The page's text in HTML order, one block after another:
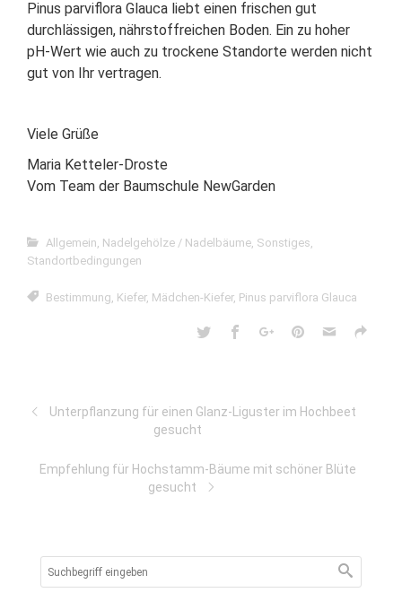
Pinus parviflora Glauca liebt einen frischen gut
durchlässigen, nährstoffreichen Boden. Ein zu hoher
pH-Wert wie auch zu trockene Standorte werden nicht
gut von Ihr vertragen.
Viele Grüße
Maria Ketteler-Droste
Vom Team der Baumschule NewGarden
Allgemein, Nadelgehölze / Nadelbäume, Sonstiges,
Standortbedingungen
Bestimmung, Kiefer, Mädchen-Kiefer, Pinus parviflora Glauca
Unterpflanzung für einen Glanz-Liguster im Hochbeet
gesucht
Empfehlung für Hochstamm-Bäume mit schöner Blüte
gesucht